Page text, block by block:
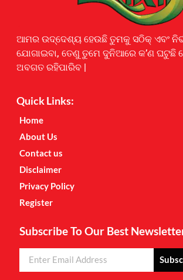
ଆମର ଉଦ୍ଦେଶ୍ୟ ହେଉଛି ତୁମକୁ ସଠିକ୍ ଏବଂ
ଯୋଗାଇବା, ତେଣୁ ତୁମେ ଦୁନିଆରେ କ’ଣ ଘଟୁଛି
ଅବଗତ ରହିପାରିବ |
Quick Links:
Home
About Us
Contact us
Disclaimer
Privacy Policy
Register
Subscribe To Our Best